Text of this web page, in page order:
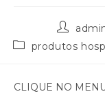
produtos
CLIQUE NO